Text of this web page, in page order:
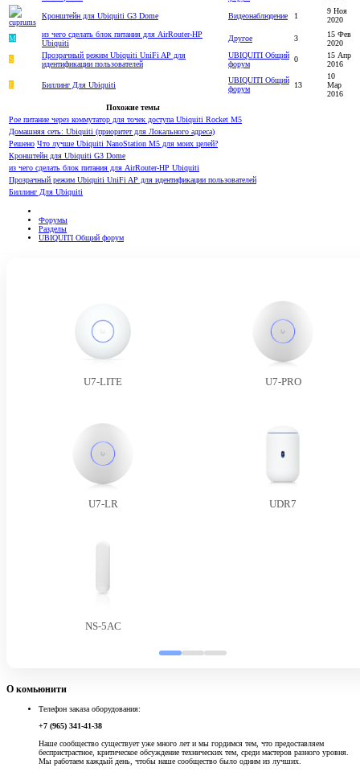
Кронштейн для Ubiquiti G3 Dome Видеонаблюдение 1
9 Ноя
2020
M
из чего сделать блок питания для AirRouter-HP
Ubiquiti
Другое 3
15 Фев
2020
S
Прозрачный режим Ubiquiti UniFi AP для
идентификации пользователей
UBIQUITI Общий
форум
0
15 Апр
2016
E Биллинг Для Ubiquiti
UBIQUITI Общий
форум
13
10
Мар
2016
Похожие темы
Poe питание через коммутатор для точек доступа Ubiquiti Rocket M5
Домашняя сеть: Ubiquiti (приоритет для Локального адреса)
Решено Что лучше Ubiquiti NanoStation M5 для моих целей?
Кронштейн для Ubiquiti G3 Dome
из чего сделать блок питания для AirRouter-HP Ubiquiti
Прозрачный режим Ubiquiti UniFi AP для идентификации пользователей
Биллинг Для Ubiquiti
Форумы
Разделы
UBIQUITI Общий форум
U7-LITE U7-PRO
U7-LR UDR7
NS-5AC
О комьюнити
Телефон заказа оборудования:
+7 (965) 341-41-38
Наше сообщество существует уже много лет и мы гордимся тем, что предоставляем
беспристрастное, критическое обсуждение технических тем, среди мастеров разного уровня.
Мы работаем каждый день, чтобы наше сообщество было одним из лучших.